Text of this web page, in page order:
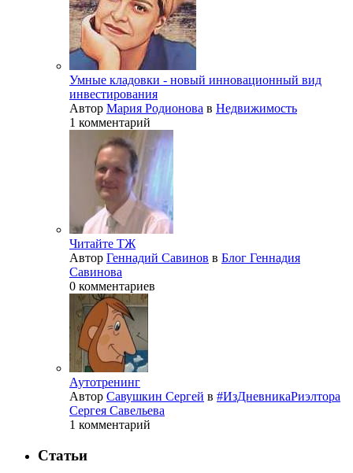
Умные кладовки - новый инновационный вид
инвестирования
Автор Мария Родионова в Недвижимость
1 комментарий
Читайте ТЖ
Автор Геннадий Савинов в Блог Геннадия
Савинова
0 комментариев
Аутотренинг
Автор Савушкин Сергей в #ИзДневникаРиэлтора
Сергея Савельева
1 комментарий
Статьи